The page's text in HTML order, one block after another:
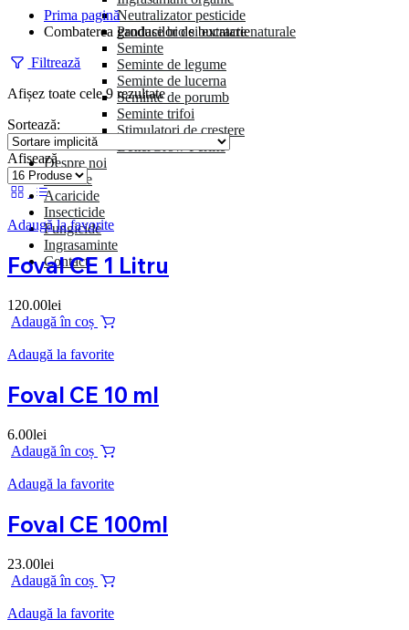
Neutralizator pesticide
Produse bio si extracte naturale
Seminte
Seminte de legume
Seminte de lucerna
Seminte de porumb
Seminte trifoi
Stimulatori de crestere
BetterGrow Perlite
Despre noi
Erbicide
Acaricide
Insecticide
Fungicide
Ingrasaminte
Contact
Prima pagină
Combaterea gandacilor de bucatarie
Filtrează
Afișez toate cele 9 rezultate
Sortează:
Afisează
Adaugă la favorite
Foval CE 1 Litru
120.00lei
Adaugă în coș
Adaugă la favorite
Foval CE 10 ml
6.00lei
Adaugă în coș
Adaugă la favorite
Foval CE 100ml
23.00lei
Adaugă în coș
Adaugă la favorite